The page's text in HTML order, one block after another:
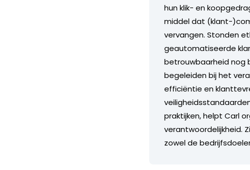
hun klik- en
middel dat (klant-
vervangen. Stonden
geautomatiseerde
betrouwbaarheid nog
begeleiden bij het
efficiëntie en
praktijken, helpt Carl
verantwoordelijkheid.
zowel de